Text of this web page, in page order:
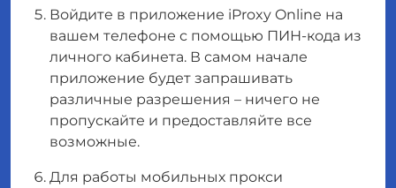
Войдите в приложение iProxy Online на
вашем телефоне с помощью ПИН-кода из
личного кабинета. В самом начале
приложение будет запрашивать
различные разрешения – ничего не
пропускайте и предоставляйте все
возможные.
Для работы мобильных прокси